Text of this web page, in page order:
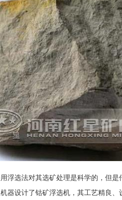
浮选法对其选矿处理是科学的，但
器设计了钴矿浮选机，其工艺精良